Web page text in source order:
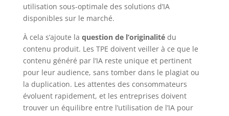
utilisation sous-optimale des solutions d’IA
disponibles sur le marché.
À cela s’ajoute la question de l’originalitédu
contenu produit. Les TPE doivent veiller à ce que le
contenu généré par l’IA reste unique et pertinent
pour leur audience, sans tomber dans le plagiat ou
la duplication. Les attentes des consommateurs
évoluent rapidement, et les entreprises doivent
trouver un équilibre entre l’utilisation de l’IA pour